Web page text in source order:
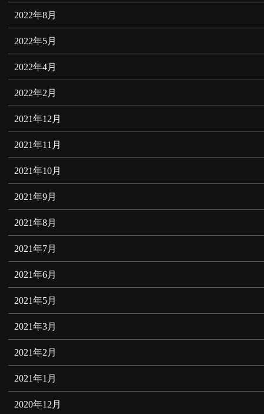
2022年8月
2022年5月
2022年4月
2022年2月
2021年12月
2021年11月
2021年10月
2021年9月
2021年8月
2021年7月
2021年6月
2021年5月
2021年3月
2021年2月
2021年1月
2020年12月